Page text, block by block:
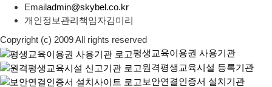
Emailadmin@skybel.co.kr
개인정보관리책임자김미리
Copyright (c) 2009 All rights reserved
평생교육이용권 사용기관
원격평생교육시설 등록기관
보안연결인증서 설치기관